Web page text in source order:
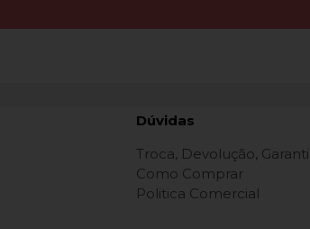
Dúvidas
Troca, Devolução,
Como Comprar
Politica Comercial